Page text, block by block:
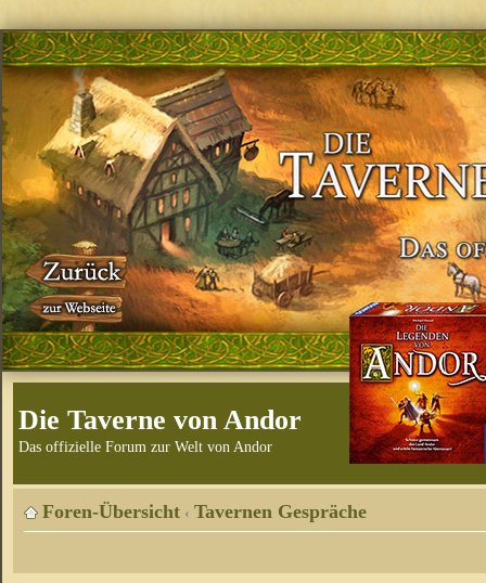
Die Taverne von Andor
Das offizielle Forum zur Welt von Andor
Foren-Übersicht ‹ Tavernen Gespräche